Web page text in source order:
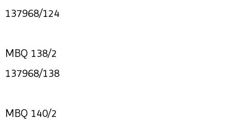
137968/124
MBQ 138/2
137968/138
MBQ 140/2